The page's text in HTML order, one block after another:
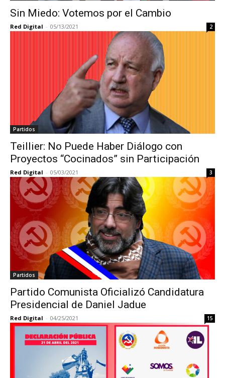
Sin Miedo: Votemos por el Cambio
Red Digital - 05/13/2021 2
Partidos
Teillier: No Puede Haber Diálogo con
Proyectos “Cocinados” sin Participación
Red Digital - 05/03/2021 3
Partidos
Partido Comunista Oficializó Candidatura
Presidencial de Daniel Jadue
Red Digital - 04/25/2021 15